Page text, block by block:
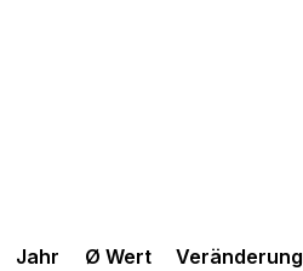
Jahr Ø Wert
Veränderung